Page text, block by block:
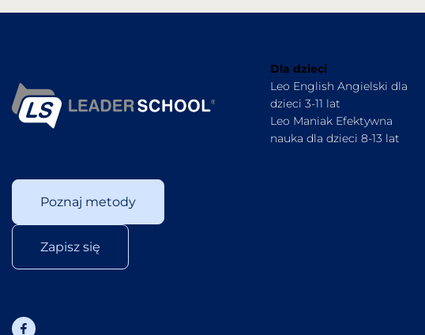
Poznaj metody
Zapisz się
Dla dzieci
Leo English Angielski dla
dzieci 3-11 lat
Leo Maniak Efektywna
nauka dla dzieci 8-13 lat